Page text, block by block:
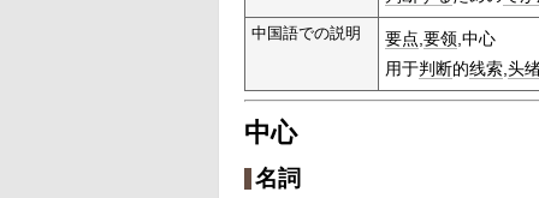
中国語での説明 要点 要领 ,中心
用于判断的线索 头
中心
名詞